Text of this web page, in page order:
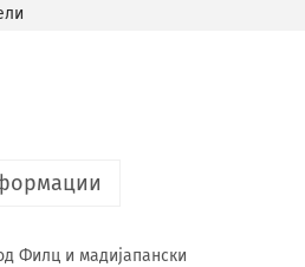
Филц и мадијапански